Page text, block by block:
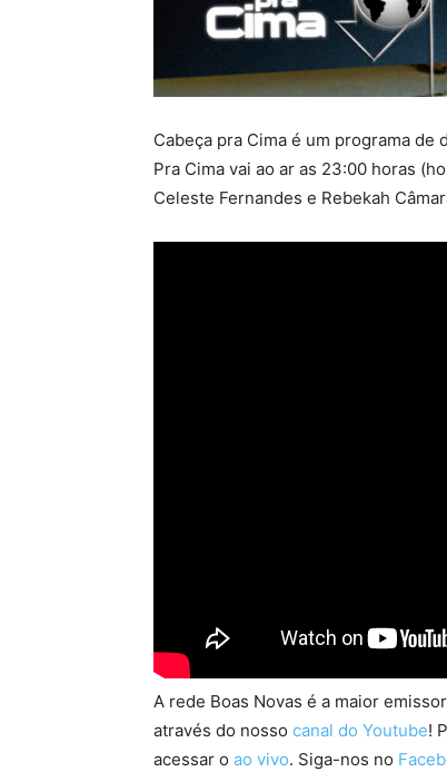
Cabeça pra Cima é um programa de
Pra Cima vai ao ar as 23:00 horas
Celeste Fernandes e Rebekah
A rede Boas Novas é a maior
através do nosso canal do Youtube!
acessar o ao vivo. Siga-nos no